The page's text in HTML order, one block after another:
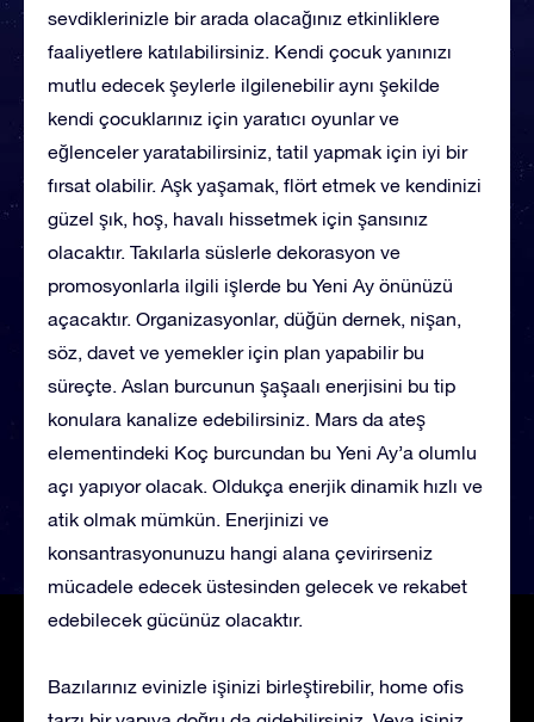
sevdiklerinizle bir arada olacağınız etkinliklere
faaliyetlere katılabilirsiniz. Kendi çocuk yanınızı
mutlu edecek şeylerle ilgilenebilir aynı şekilde
kendi çocuklarınız için yaratıcı oyunlar ve
eğlenceler yaratabilirsiniz, tatil yapmak için iyi bir
fırsat olabilir. Aşk yaşamak, flört etmek ve kendinizi
güzel şık, hoş, havalı hissetmek için şansınız
olacaktır. Takılarla süslerle dekorasyon ve
promosyonlarla ilgili işlerde bu Yeni Ay önünüzü
açacaktır. Organizasyonlar, düğün dernek, nişan,
söz, davet ve yemekler için plan yapabilir bu
süreçte. Aslan burcunun şaşaalı enerjisini bu tip
konulara kanalize edebilirsiniz. Mars da ateş
elementindeki Koç burcundan bu Yeni Ay’a olumlu
açı yapıyor olacak. Oldukça enerjik dinamik hızlı ve
atik olmak mümkün. Enerjinizi ve
konsantrasyonunuzu hangi alana çevirirseniz
mücadele edecek üstesinden gelecek ve rekabet
edebilecek gücünüz olacaktır.
Bazılarınız evinizle işinizi birleştirebilir, home ofis